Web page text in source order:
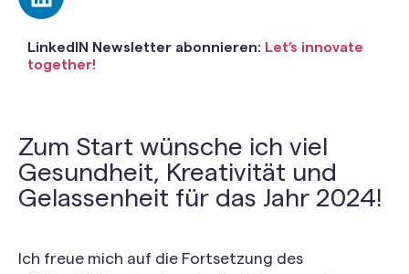
LinkedIN Newsletter abonnieren: Let’s innovate
together!
Zum Start wünsche ich viel
Gesundheit, Kreativität und
Gelassenheit für das Jahr 2024!
Ich freue mich auf die Fortsetzung des